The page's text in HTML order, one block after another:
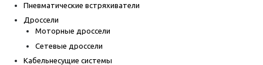
Пневматические встряхиватели
Дроссели
Моторные дроссели
Сетевые дроссели
Кабельнесущие системы